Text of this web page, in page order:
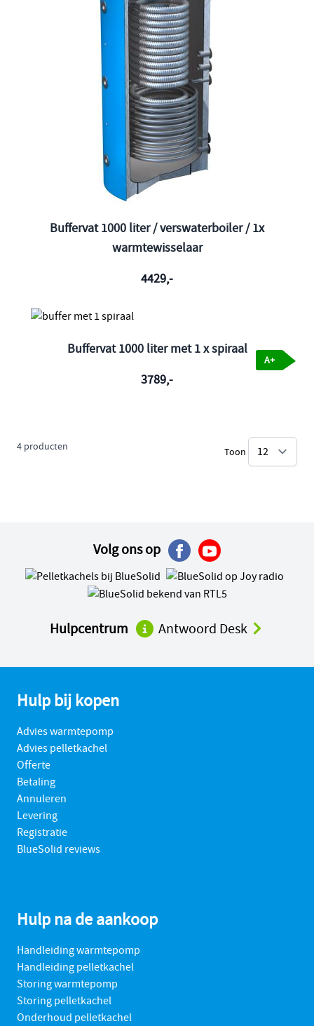
Buffervat 1000 liter / verswaterboiler / 1x
warmtewisselaar
4429,-
A+
Buffervat 1000 liter met 1 x spiraal
3789,-
4 producten Toon
Volg ons op
Hulpcentrum Antwoord Desk
Hulp bij kopen
Advies warmtepomp
Advies pelletkachel
Offerte
Betaling
Annuleren
Levering
Registratie
BlueSolid reviews
Hulp na de aankoop
Handleiding warmtepomp
Handleiding pelletkachel
Storing warmtepomp
Storing pelletkachel
Onderhoud pelletkachel